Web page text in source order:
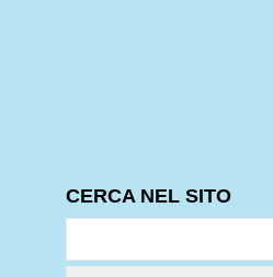
CERCA NEL SITO